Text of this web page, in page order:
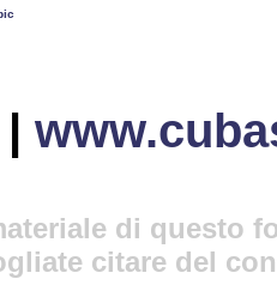
|
di questo
citare del